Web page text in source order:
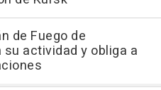
de Fuego de
actividad y obliga a